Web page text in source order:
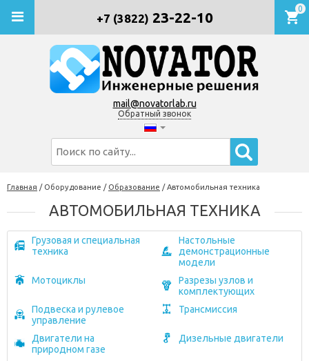
+7 (3822) 23-22-10
mail@novatorlab.ru
Обратный звонок
0
Главная / Оборудование / Образование / Автомобильная техника
АВТОМОБИЛЬНАЯ ТЕХНИКА
Грузовая и специальная
техника
Настольные
демонстрационные
модели
Мотоциклы
Разрезы узлов и
комплектующих
Подвеска и рулевое
управление
Трансмиссия
Двигатели на
природном газе
Дизельные двигатели